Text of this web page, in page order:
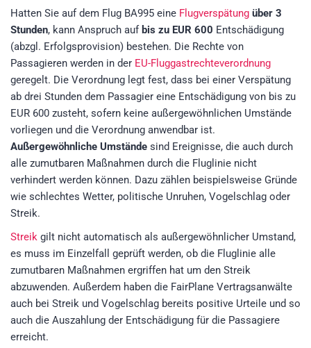
Hatten Sie auf dem Flug BA995 eine Flugverspätung über 3
Stunden, kann Anspruch auf bis zu EUR 600 Entschädigung
(abzgl. Erfolgsprovision) bestehen. Die Rechte von
Passagieren werden in der EU-Fluggastrechteverordnung
geregelt. Die Verordnung legt fest, dass bei einer Verspätung
ab drei Stunden dem Passagier eine Entschädigung von bis zu
EUR 600 zusteht, sofern keine außergewöhnlichen Umstände
vorliegen und die Verordnung anwendbar ist.
Außergewöhnliche Umstände sind Ereignisse, die auch durch
alle zumutbaren Maßnahmen durch die Fluglinie nicht
verhindert werden können. Dazu zählen beispielsweise Gründe
wie schlechtes Wetter, politische Unruhen, Vogelschlag oder
Streik.
Streik gilt nicht automatisch als außergewöhnlicher Umstand,
es muss im Einzelfall geprüft werden, ob die Fluglinie alle
zumutbaren Maßnahmen ergriffen hat um den Streik
abzuwenden. Außerdem haben die FairPlane Vertragsanwälte
auch bei Streik und Vogelschlag bereits positive Urteile und so
auch die Auszahlung der Entschädigung für die Passagiere
erreicht.